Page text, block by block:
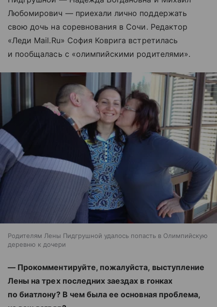
Любомирович — приехали лично поддержать
свою дочь на соревнования в Сочи. Редактор
«Леди Mail.Ru» София Коврига встретилась
и пообщалась с «олимпийскими родителями».
Родителям Лены Пидгрушной удалось попасть в Олимпийскую
деревню к дочери
— Прокомментируйте, пожалуйста, выступление
Лены на трех последних заездах в гонках
по биатлону? В чем была ее основная проблема,